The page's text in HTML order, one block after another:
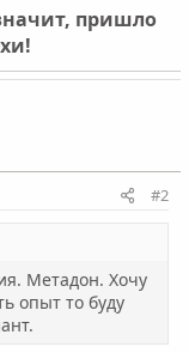
пришло
#2
Метадон. Хочу
опыт то буду